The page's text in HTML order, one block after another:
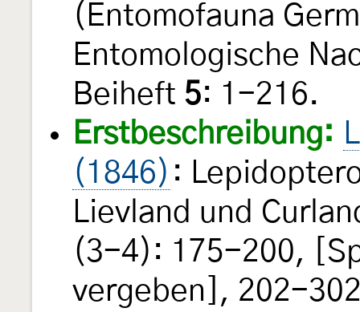
(Entomofauna
Entomologische
Beiheft 5: 1-216.
Erstbeschreibung:
(1846) :
Lievland und
(3-4): 175-200,
vergeben], 202-